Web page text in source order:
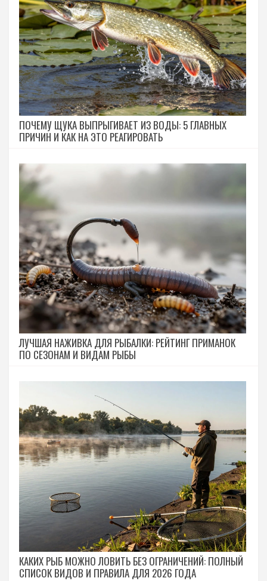
ПОЧЕМУ ЩУКА ВЫПРЫГИВАЕТ ИЗ ВОДЫ: 5 ГЛАВНЫХ
ПРИЧИН И КАК НА ЭТО РЕАГИРОВАТЬ
ЛУЧШАЯ НАЖИВКА ДЛЯ РЫБАЛКИ: РЕЙТИНГ ПРИМАНОК
ПО СЕЗОНАМ И ВИДАМ РЫБЫ
КАКИХ РЫБ МОЖНО ЛОВИТЬ БЕЗ ОГРАНИЧЕНИЙ: ПОЛНЫЙ
СПИСОК ВИДОВ И ПРАВИЛА ДЛЯ 2026 ГОДА